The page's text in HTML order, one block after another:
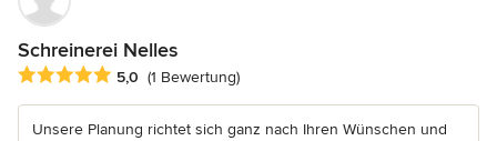
Schreinerei Nelles
Durchschnittliche Bewertung: 5 von 5 Sternen
5,0 (1 Bewertung)
Unsere Planung richtet sich ganz nach Ihren Wünschen und